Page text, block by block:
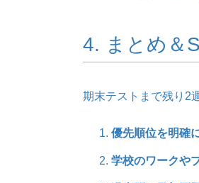
4. まとめ＆
期末テストまで残り2
優先順位を明確
学校のワークや